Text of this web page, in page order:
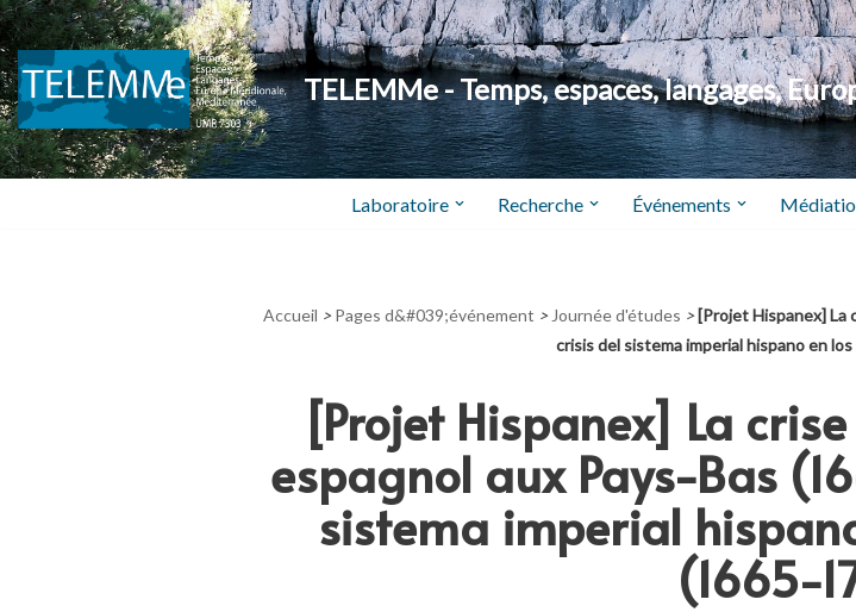
Aller
au
contenu
TELEMMe - Temps, espaces, langages,
Laboratoire Recherche Événements
Accueil > Pages d&#039;événement > Journée d'études > [Projet Hispanex] La
crisis del sistema imperial hispano en
[Projet Hispanex] La
espagnol aux Pays-Bas
sistema imperial
(1665-